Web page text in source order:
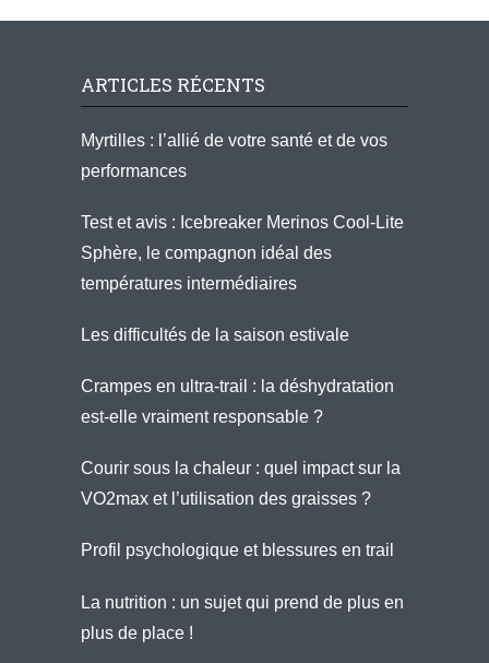
ARTICLES RÉCENTS
Myrtilles : l’allié de votre santé et de vos
performances
Test et avis : Icebreaker Merinos Cool-Lite
Sphère, le compagnon idéal des
températures intermédiaires
Les difficultés de la saison estivale
Crampes en ultra-trail : la déshydratation
est-elle vraiment responsable ?
Courir sous la chaleur : quel impact sur la
VO2max et l’utilisation des graisses ?
Profil psychologique et blessures en trail
La nutrition : un sujet qui prend de plus en
plus de place !